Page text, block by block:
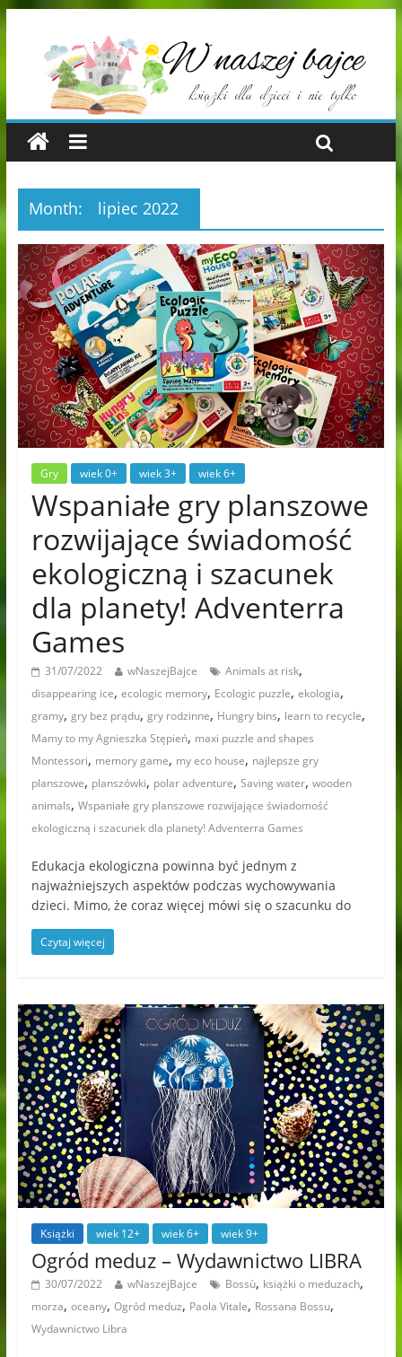
Month: lipiec 2022
Gry wiek 0+ wiek 3+ wiek 6+
Wspaniałe gry planszowe
rozwijające świadomość
ekologiczną i szacunek
dla planety! Adventerra
Games
31/07/2022 wNaszejBajce Animals at risk,
disappearing ice, ecologic memory, Ecologic puzzle, ekologia,
gramy, gry bez prądu, gry rodzinne, Hungry bins, learn to recycle,
Mamy to my Agnieszka Stępień, maxi puzzle and shapes
Montessori, memory game, my eco house, najlepsze gry
planszowe, planszówki, polar adventure, Saving water, wooden
animals, Wspaniałe gry planszowe rozwijające świadomość
ekologiczną i szacunek dla planety! Adventerra Games
Edukacja ekologiczna powinna być jednym z
najważniejszych aspektów podczas wychowywania
dzieci. Mimo, że coraz więcej mówi się o szacunku do
Czytaj więcej
Książki wiek 12+ wiek 6+ wiek 9+
Ogród meduz – Wydawnictwo LIBRA
30/07/2022 wNaszejBajce Bossù, książki o meduzach,
morza, oceany, Ogród meduz, Paola Vitale, Rossana Bossu,
Wydawnictwo Libra